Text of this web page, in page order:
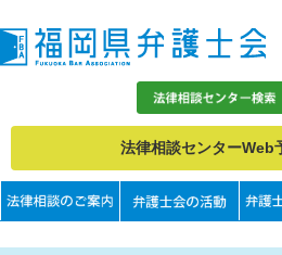
法律相談センターWeb